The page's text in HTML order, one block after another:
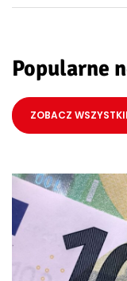
Popularne
ZOBACZ